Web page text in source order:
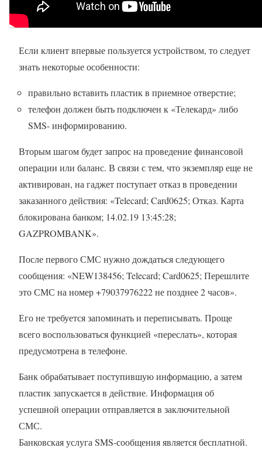
Если клиент впервые пользуется устройством, то следует
знать некоторые особенности:
правильно вставить пластик в приемное отверстие;
телефон должен быть подключен к «Телекард» либо
SMS- информированию.
Вторым шагом будет запрос на проведение финансовой
операции или баланс. В связи с тем, что экземпляр еще не
активирован, на гаджет поступает отказ в проведении
заказанного действия: «Telecard; Card0625; Отказ. Карта
блокирована банком; 14.02.19 13:45:28;
GAZPROMBANK».
После первого СМС нужно дождаться следующего
сообщения: «NEW138456; Telecard; Card0625; Перешлите
это СМС на номер +79037976222 не позднее 2 часов».
Его не требуется запоминать и переписывать. Проще
всего воспользоваться функцией «переслать», которая
предусмотрена в телефоне.
Банк обрабатывает поступившую информацию, а затем
пластик запускается в действие. Информация об
успешной операции отправляется в заключительной
СМС.
Банковская услуга SMS-сообщения является бесплатной.